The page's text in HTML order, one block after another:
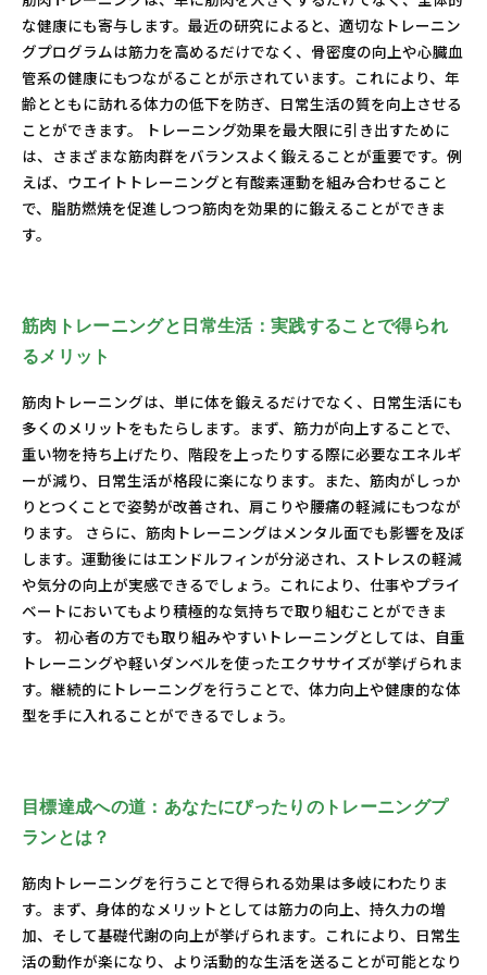
な健康にも寄与します。最近の研究によると、適切なトレーニン
グプログラムは筋力を高めるだけでなく、骨密度の向上や心臓血
管系の健康にもつながることが示されています。これにより、年
齢とともに訪れる体力の低下を防ぎ、日常生活の質を向上させる
ことができます。 トレーニング効果を最大限に引き出すために
は、さまざまな筋肉群をバランスよく鍛えることが重要です。例
えば、ウエイトトレーニングと有酸素運動を組み合わせること
で、脂肪燃焼を促進しつつ筋肉を効果的に鍛えることができま
す。
筋肉トレーニングと日常生活：実践することで得られ
るメリット
筋肉トレーニングは、単に体を鍛えるだけでなく、日常生活にも
多くのメリットをもたらします。まず、筋力が向上することで、
重い物を持ち上げたり、階段を上ったりする際に必要なエネルギ
ーが減り、日常生活が格段に楽になります。また、筋肉がしっか
りとつくことで姿勢が改善され、肩こりや腰痛の軽減にもつなが
ります。 さらに、筋肉トレーニングはメンタル面でも影響を及ぼ
します。運動後にはエンドルフィンが分泌され、ストレスの軽減
や気分の向上が実感できるでしょう。これにより、仕事やプライ
ベートにおいてもより積極的な気持ちで取り組むことができま
す。 初心者の方でも取り組みやすいトレーニングとしては、自重
トレーニングや軽いダンベルを使ったエクササイズが挙げられま
す。継続的にトレーニングを行うことで、体力向上や健康的な体
型を手に入れることができるでしょう。
目標達成への道：あなたにぴったりのトレーニングプ
ランとは？
筋肉トレーニングを行うことで得られる効果は多岐にわたりま
す。まず、身体的なメリットとしては筋力の向上、持久力の増
加、そして基礎代謝の向上が挙げられます。これにより、日常生
活の動作が楽になり、より活動的な生活を送ることが可能となり